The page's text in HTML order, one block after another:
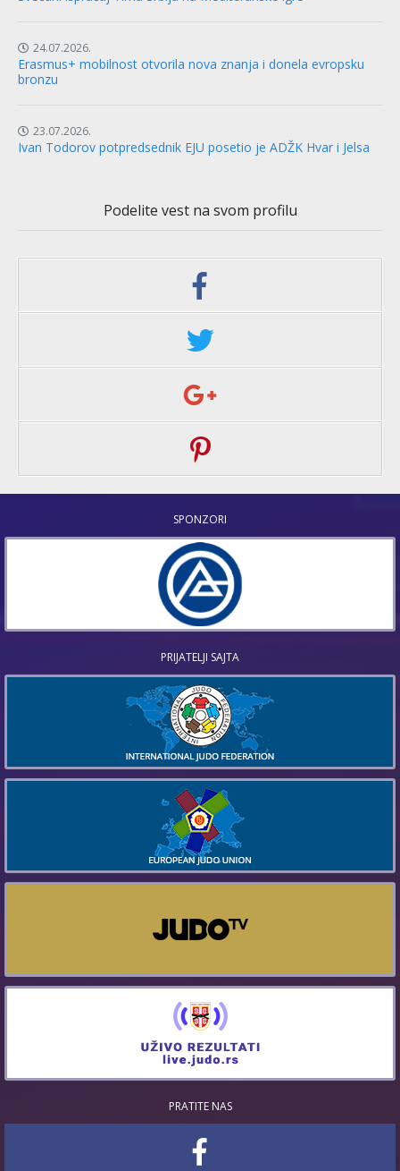
24.07.2026.
Erasmus+ mobilnost otvorila nova znanja i donela evropsku
bronzu
23.07.2026.
Ivan Todorov potpredsednik EJU posetio je ADŽK Hvar i Jelsa
Podelite vest na svom profilu
SPONZORI
PRIJATELJI SAJTA
PRATITE NAS